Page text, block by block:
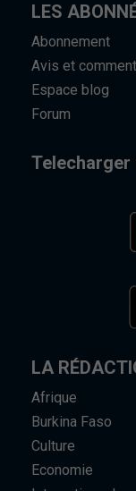
LES
Abonnement
Avis et
Espace blog
Forum
LA
Afrique
Burkina Faso
Culture
Economie